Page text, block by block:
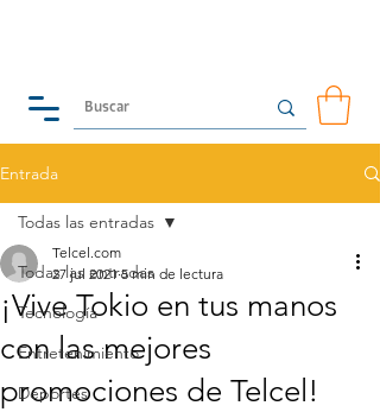
Entrada
Todas las entradas
Tecnología
Entretenimiento
Deportes
Todas las entradas
¡Vive Tokio en tus manos
con las mejores
promociones de Telcel!
Telcel.com
27 jul 2021 5 min de lectura